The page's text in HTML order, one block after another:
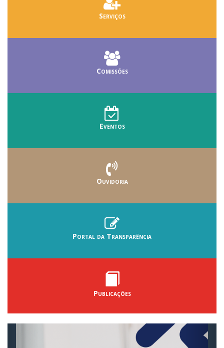
Serviços
Comissões
Eventos
Ouvidoria
Portal da Transparência
Publicações